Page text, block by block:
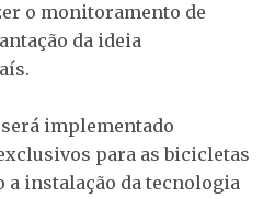
o monitoramento de
da ideia
implementado
para as bicicletas
a instalação da tecnologia